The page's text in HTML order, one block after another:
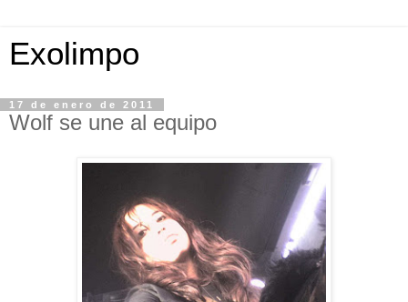
Exolimpo
17 de enero de 2011
Wolf se une al equipo